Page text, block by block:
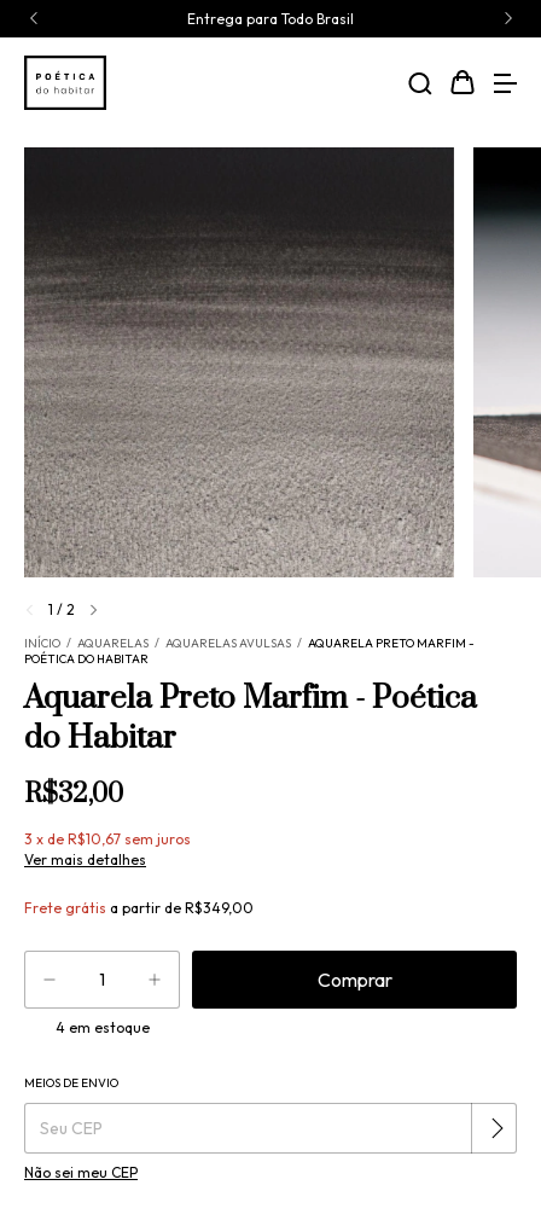
Entrega para Todo Brasil
1 / 2
INÍCIO / AQUARELAS / AQUARELAS AVULSAS / AQUARELA PRETO MARFIM -
POÉTICA DO HABITAR
Aquarela Preto Marfim - Poética
do Habitar
R$32,00
3 x de R$10,67 sem juros
Ver mais detalhes
Frete grátis a partir de R$349,00
4em estoque
Entregas para o CEP:
MEIOS DE ENVIO
Não sei meu CEP